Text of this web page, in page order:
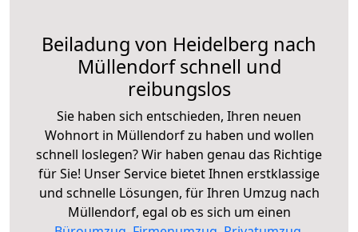
Beiladung von Heidelberg nach
Müllendorf schnell und
reibungslos
Sie haben sich entschieden, Ihren neuen
Wohnort in Müllendorf zu haben und wollen
schnell loslegen? Wir haben genau das Richtige
für Sie! Unser Service bietet Ihnen erstklassige
und schnelle Lösungen, für Ihren Umzug nach
Müllendorf, egal ob es sich um einen